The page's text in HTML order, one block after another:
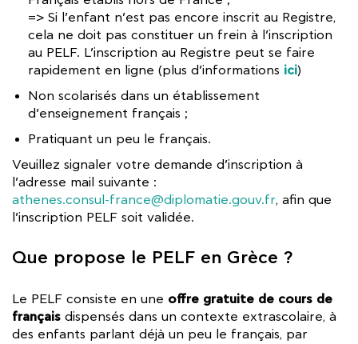
=> Si l’enfant n’est pas encore inscrit au Registre,
cela ne doit pas constituer un frein à l’inscription
au PELF. L’inscription au Registre peut se faire
rapidement en ligne (plus d’informations ici)
Non scolarisés dans un établissement
d’enseignement français ;
Pratiquant un peu le français.
Veuillez signaler votre demande d’inscription à
l’adresse mail suivante :
athenes.consul-france@diplomatie.gouv.fr, afin que
l’inscription PELF soit validée.
Que propose le PELF en Grèce ?
Le PELF consiste en une offre gratuite de cours de
français dispensés dans un contexte extrascolaire, à
des enfants parlant déjà un peu le français, par